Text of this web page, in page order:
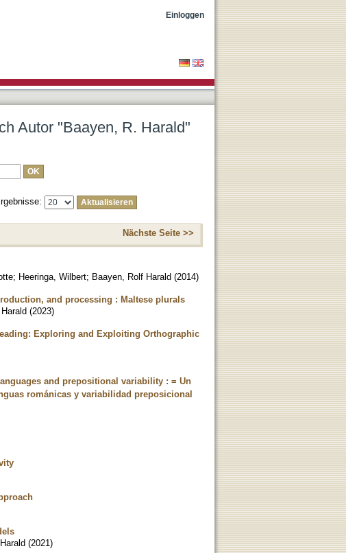
Einloggen
Autor "Baayen, R. Harald"
Nächste Seite >>
; Heeringa, Wilbert; Baayen, Rolf Harald (2014)
and processing : Maltese plurals
(2023)
Exploring and Exploiting Orthographic
and prepositional variability : = Un
románicas y variabilidad preposicional
(2021)